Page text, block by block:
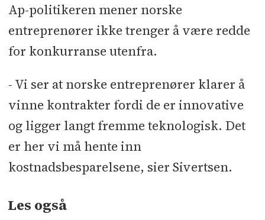
Ap-politikeren mener norske
entreprenører ikke trenger å være redde
for konkurranse utenfra.
- Vi ser at norske entreprenører klarer å
vinne kontrakter fordi de er innovative
og ligger langt fremme teknologisk. Det
er her vi må hente inn
kostnadsbesparelsene, sier Sivertsen.
Les også